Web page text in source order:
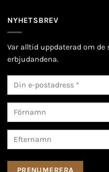
NYHETSBREV
Var alltid uppdaterad om de
erbjudandena.